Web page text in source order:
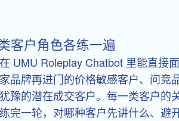
客户角色各练一遍
UMU Roleplay Chatbot 里能直接
品牌再进门的价格敏感客户、问竞
豫的潜在成交客户。每一类客户的
完一轮，对哪种客户先讲什么、避